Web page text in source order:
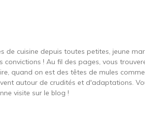
de cuisine depuis toutes petites, jeune
! Au fil des pages, vous
quand on est des têtes de mules
autour de crudités et d'adaptations.
visite sur le blog !